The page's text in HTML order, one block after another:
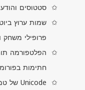
סטטוסים
שמות ערוץ
פרופילי
הפלטפורמה
חתימות
Unicodeשל